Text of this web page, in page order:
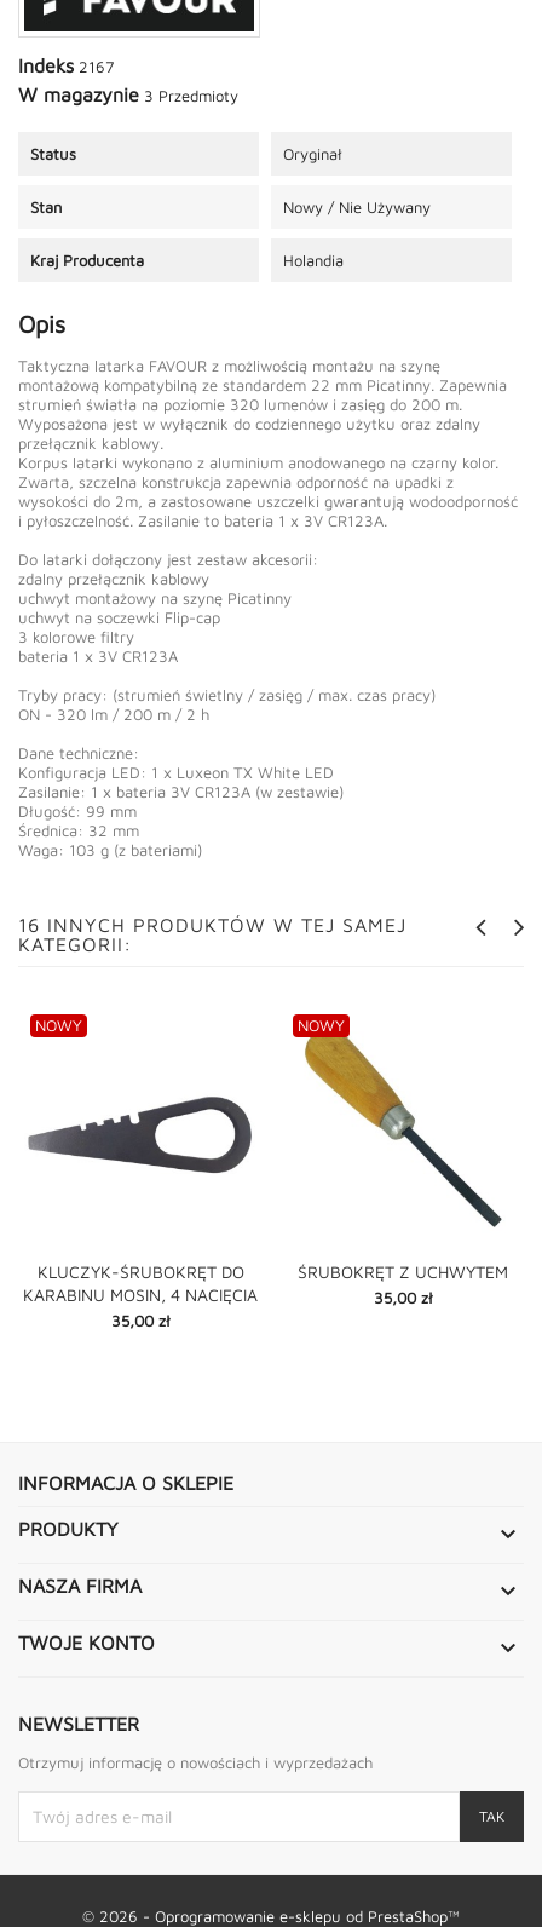
Indeks 2167
W magazynie 3 Przedmioty
Status Oryginał
Stan Nowy / Nie Używany
Kraj Producenta Holandia
Opis
Taktyczna latarka FAVOUR z możliwością montażu na szynę
montażową kompatybilną ze standardem 22 mm Picatinny. Zapewnia
strumień światła na poziomie 320 lumenów i zasięg do 200 m.
Wyposażona jest w wyłącznik do codziennego użytku oraz zdalny
przełącznik kablowy.
Korpus latarki wykonano z aluminium anodowanego na czarny kolor.
Zwarta, szczelna konstrukcja zapewnia odporność na upadki z
wysokości do 2m, a zastosowane uszczelki gwarantują wodoodporność
i pyłoszczelność. Zasilanie to bateria 1 x 3V CR123A.
Do latarki dołączony jest zestaw akcesorii:
zdalny przełącznik kablowy
uchwyt montażowy na szynę Picatinny
uchwyt na soczewki Flip-cap
3 kolorowe filtry
bateria 1 x 3V CR123A
Tryby pracy: (strumień świetlny / zasięg / max. czas pracy)
ON - 320 lm / 200 m / 2 h
Dane techniczne:
Konfiguracja LED: 1 x Luxeon TX White LED
Zasilanie: 1 x bateria 3V CR123A (w zestawie)
Długość: 99 mm
Średnica: 32 mm
Waga: 103 g (z bateriami)
16 INNYCH PRODUKTÓW W TEJ SAMEJ
KATEGORII:
KLUCZYK-ŚRUBOKRĘT DO
KARABINU MOSIN, 4 NACIĘCIA
Cena
35,00 zł
NOWY
ŚRUBOKRĘT Z UCHWYTEM
Cena
35,00 zł
NOWY
INFORMACJA O SKLEPIE
PRODUKTY 
NASZA FIRMA 
TWOJE KONTO 
NEWSLETTER
Otrzymuj informację o nowościach i wyprzedażach
© 2026 - Oprogramowanie e-sklepu od PrestaShop™